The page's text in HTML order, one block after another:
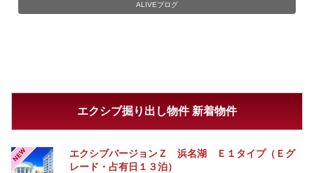
ALIVEブログ
エクシブ掘り出し物件 新着物件
NEW
エクシブバージョンＺ 浜名湖 Ｅ１タイプ（Ｅグ
レード・占有日１３泊）